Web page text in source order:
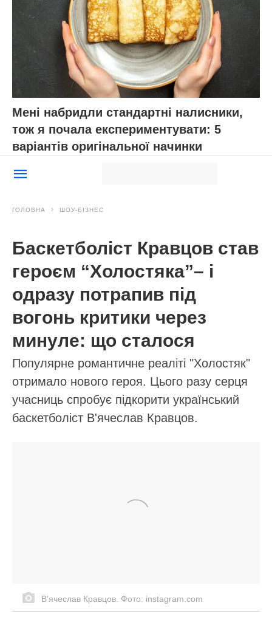
Мені набридли стандартні налисники,
тож я почала експериментувати: 5
варіантів оригінальної начинки